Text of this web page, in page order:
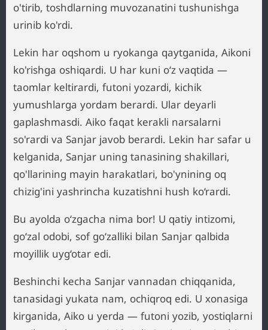
o'tirib, toshdlarning muvozanatini tushunishga
urinib ko'rdi.
Lekin har oqshom u ryokanga qaytganida, Aikoni
ko'rishga oshiqardi. U har kuni o‘z vaqtida —
taomlar keltirardi, futoni yozardi, kichik
yumushlarga yordam berardi. Ular deyarli
gaplashmasdi. Aiko faqat kerakli narsalarni
so'rardi va Sanjar javob berardi. Lekin har safar u
kelganida, Sanjar uning tanasining shakillari,
qo'llarining mayin harakatlari, bo'ynining oq
chizig'ini yashrincha kuzatishni hush ko‘rardi.
Bu ayolda o‘zgacha nima bor! U qatiy intizomi,
go‘zal odobi, sof go‘zalliki bilan Sanjar qalbida
moyillik uyg‘otar edi.
Beshinchi kecha Sanjar vannadan chiqqanida,
tanasidagi yukata nam, ochiqroq edi. U xonasiga
kirganida, Aiko u yerda — futoni yozib, yostiqlarni